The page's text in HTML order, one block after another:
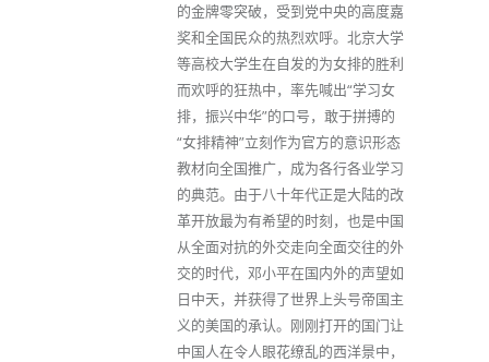
的金牌零突破，受到党中央的高度嘉
奖和全国民众的热烈欢呼。北京大学
等高校大学生在自发的为女排的胜利
而欢呼的狂热中，率先喊出“学习女
排，振兴中华”的口号，敢于拼搏的
“女排精神”立刻作为官方的意识形态
教材向全国推广，成为各行各业学习
的典范。由于八十年代正是大陆的改
革开放最为有希望的时刻，也是中国
从全面对抗的外交走向全面交往的外
交的时代，邓小平在国内外的声望如
日中天，并获得了世界上头号帝国主
义的美国的承认。刚刚打开的国门让
中国人在令人眼花缭乱的西洋景中，